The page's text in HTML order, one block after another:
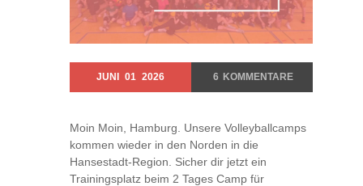
JUNI 01 2026 6 KOMMENTARE
Moin Moin, Hamburg. Unsere Volleyballcamps
kommen wieder in den Norden in die
Hansestadt-Region. Sicher dir jetzt ein
Trainingsplatz beim 2 Tages Camp für